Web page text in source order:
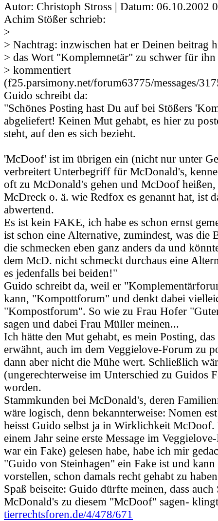
Autor: Christoph Stross | Datum: 06.10.2002
Achim Stößer schrieb:
>
> Nachtrag: inzwischen hat er Deinen beitrag
> das Wort "Komplemnetär" zu schwer für
> kommentiert
(f25.parsimony.net/forum63775/messages/
Guido schreibt da:
"Schönes Posting hast Du auf bei Stößers
abgeliefert! Keinen Mut gehabt, es hier zu
steht, auf den es sich bezieht.
'McDoof' ist im übrigen ein (nicht nur unter
verbreitert Unterbegriff für McDonald's,
oft zu McDonald's gehen und McDoof
McDreck o. ä. wie Redfox es genannt hat, ist
abwertend.
Es ist kein FAKE, ich habe es schon ernst
ist schon eine Alternative, zumindest, was die
die schmecken eben ganz anders da und
dem McD. nicht schmeckt durchaus eine
es jedenfalls bei beiden!"
Guido schreibt da, weil er
kann, "Kompottforum" und denkt dabei
"Kompostforum". So wie zu Frau Hofer
sagen und dabei Frau Müller meinen...
Ich hätte den Mut gehabt, es mein Posting,
erwähnt, auch im dem Veggielove-Forum zu
dann aber nicht die Mühe wert. Schließlich
(ungerechterweise im Unterschied zu Guidos
worden.
Stammkunden bei McDonald's, deren
wäre logisch, denn bekannterweise: Nomen
heisst Guido selbst ja in Wirklichkeit
einem Jahr seine erste Message im
war ein Fake) gelesen habe, habe ich mir
"Guido von Steinhagen" ein Fake ist und
vorstellen, schon damals recht gehabt zu
Spaß beiseite: Guido dürfte meinen, dass
McDonald's zu diesem "McDoof" sagen-
tierrechtsforen.de/4/478/671